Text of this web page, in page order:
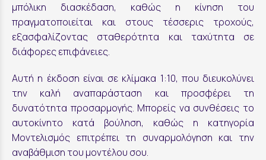
μπόλικη διασκέδαση, καθώς η κίνηση του
πραγματοποιείται και στους τέσσερις τροχούς,
εξασφαλίζοντας σταθερότητα και ταχύτητα σε
διάφορες επιφάνειες.
Αυτή η έκδοση είναι σε κλίμακα 1:10, που διευκολύνει
την καλή αναπαράσταση και προσφέρει τη
δυνατότητα προσαρμογής. Μπορείς να συνθέσεις το
αυτοκίνητο κατά βούληση, καθώς η κατηγορία
Μοντελισμός επιτρέπει τη συναρμολόγηση και την
αναβάθμιση του μοντέλου σου.